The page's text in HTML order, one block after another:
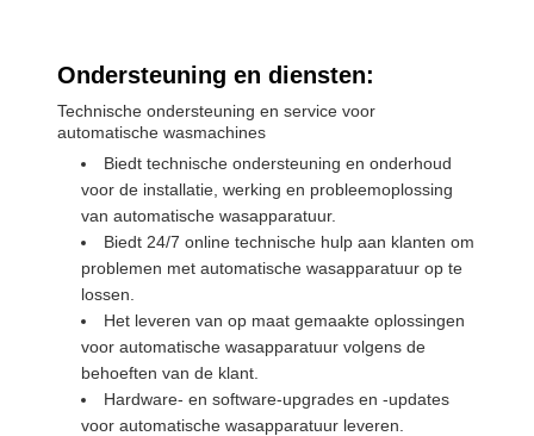
Ondersteuning en diensten:
Technische ondersteuning en service voor
automatische wasmachines
Biedt technische ondersteuning en onderhoud
voor de installatie, werking en probleemoplossing
van automatische wasapparatuur.
Biedt 24/7 online technische hulp aan klanten om
problemen met automatische wasapparatuur op te
lossen.
Het leveren van op maat gemaakte oplossingen
voor automatische wasapparatuur volgens de
behoeften van de klant.
Hardware- en software-upgrades en -updates
voor automatische wasapparatuur leveren.